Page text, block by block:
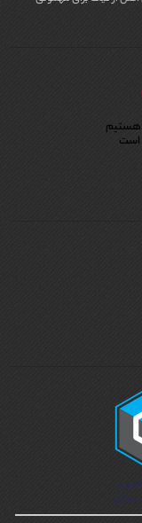
هستیم
است